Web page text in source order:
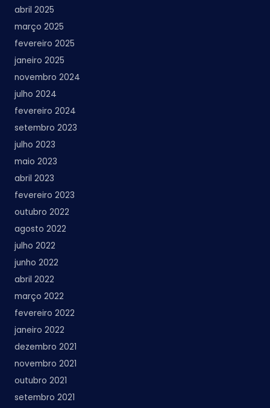
abril 2025
março 2025
fevereiro 2025
janeiro 2025
novembro 2024
julho 2024
fevereiro 2024
setembro 2023
julho 2023
maio 2023
abril 2023
fevereiro 2023
outubro 2022
agosto 2022
julho 2022
junho 2022
abril 2022
março 2022
fevereiro 2022
janeiro 2022
dezembro 2021
novembro 2021
outubro 2021
setembro 2021